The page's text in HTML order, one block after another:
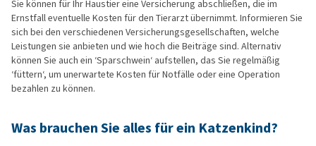
Sie können für Ihr Haustier eine Versicherung abschließen, die im
Ernstfall eventuelle Kosten für den Tierarzt übernimmt. Informieren Sie
sich bei den verschiedenen Versicherungsgesellschaften, welche
Leistungen sie anbieten und wie hoch die Beiträge sind. Alternativ
können Sie auch ein ‘Sparschwein‘ aufstellen, das Sie regelmäßig
‘füttern‘, um unerwartete Kosten für Notfälle oder eine Operation
bezahlen zu können.
Was brauchen Sie alles für ein Katzenkind?